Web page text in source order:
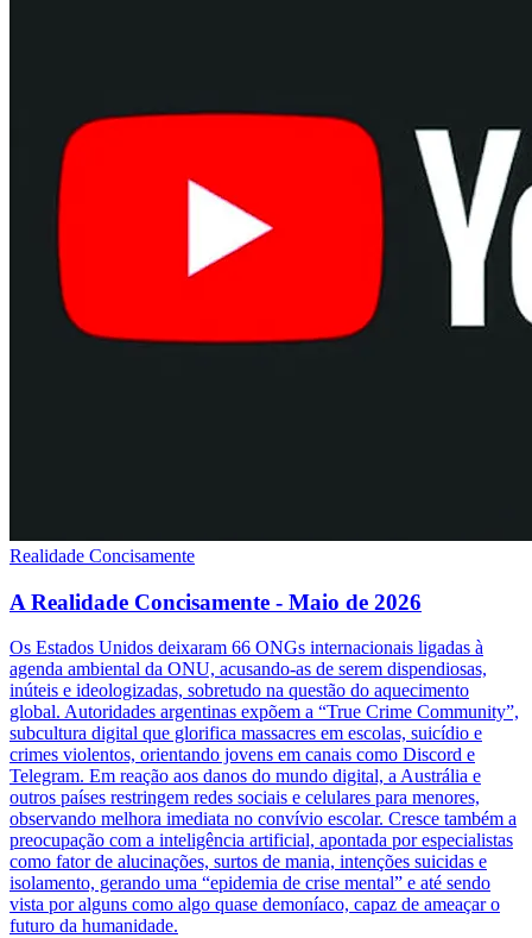
Realidade Concisamente
A Realidade Concisamente - Maio de 2026
Os Estados Unidos deixaram 66 ONGs internacionais ligadas à
agenda ambiental da ONU, acusando-as de serem dispendiosas,
inúteis e ideologizadas, sobretudo na questão do aquecimento
global. Autoridades argentinas expõem a “True Crime Community”,
subcultura digital que glorifica massacres em escolas, suicídio e
crimes violentos, orientando jovens em canais como Discord e
Telegram. Em reação aos danos do mundo digital, a Austrália e
outros países restringem redes sociais e celulares para menores,
observando melhora imediata no convívio escolar. Cresce também a
preocupação com a inteligência artificial, apontada por especialistas
como fator de alucinações, surtos de mania, intenções suicidas e
isolamento, gerando uma “epidemia de crise mental” e até sendo
vista por alguns como algo quase demoníaco, capaz de ameaçar o
futuro da humanidade.